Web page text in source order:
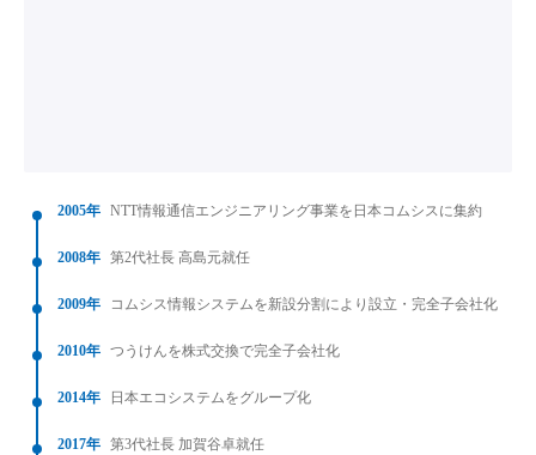
2005年 NTT情報通信エンジニアリング事業を日本コムシスに集約
2008年 第2代社長 高島元就任
2009年 コムシス情報システムを新設分割により設立・完全子会社化
2010年 つうけんを株式交換で完全子会社化
2014年 日本エコシステムをグループ化
2017年 第3代社長 加賀谷卓就任